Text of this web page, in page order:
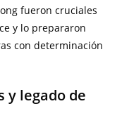
fueron cruciales
y lo prepararon
con determinación
y legado de